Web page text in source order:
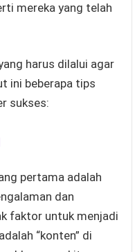
mereka yang telah
harus dilalui agar
ini beberapa tips
sukses:
pertama adalah
dan
faktor untuk menjadi
“konten” di